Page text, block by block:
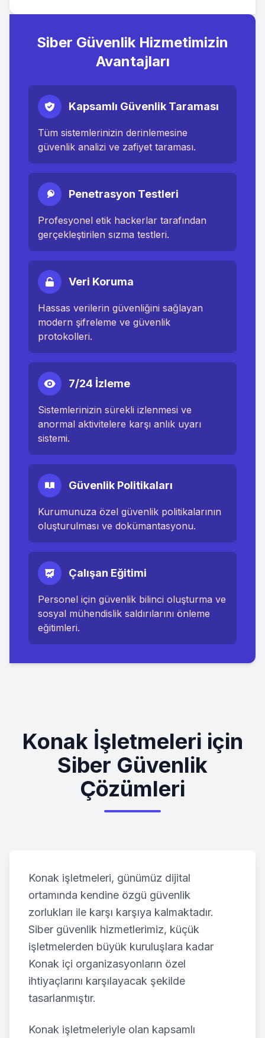
Siber Güvenlik Hizmetimizin
Avantajları
Kapsamlı Güvenlik Taraması
Tüm sistemlerinizin derinlemesine
güvenlik analizi ve zafiyet taraması.
Penetrasyon Testleri
Profesyonel etik hackerlar tarafından
gerçekleştirilen sızma testleri.
Veri Koruma
Hassas verilerin güvenliğini sağlayan
modern şifreleme ve güvenlik
protokolleri.
7/24 İzleme
Sistemlerinizin sürekli izlenmesi ve
anormal aktivitelere karşı anlık uyarı
sistemi.
Güvenlik Politikaları
Kurumunuza özel güvenlik politikalarının
oluşturulması ve dokümantasyonu.
Çalışan Eğitimi
Personel için güvenlik bilinci oluşturma ve
sosyal mühendislik saldırılarını önleme
eğitimleri.
Konakİşletmeleri için
Siber Güvenlik
Çözümleri
Konak işletmeleri, günümüz dijital
ortamında kendine özgü güvenlik
zorlukları ile karşı karşıya kalmaktadır.
Siber güvenlik hizmetlerimiz, küçük
işletmelerden büyük kuruluşlara kadar
Konak içi organizasyonların özel
ihtiyaçlarını karşılayacak şekilde
tasarlanmıştır.
Konak işletmeleriyle olan kapsamlı